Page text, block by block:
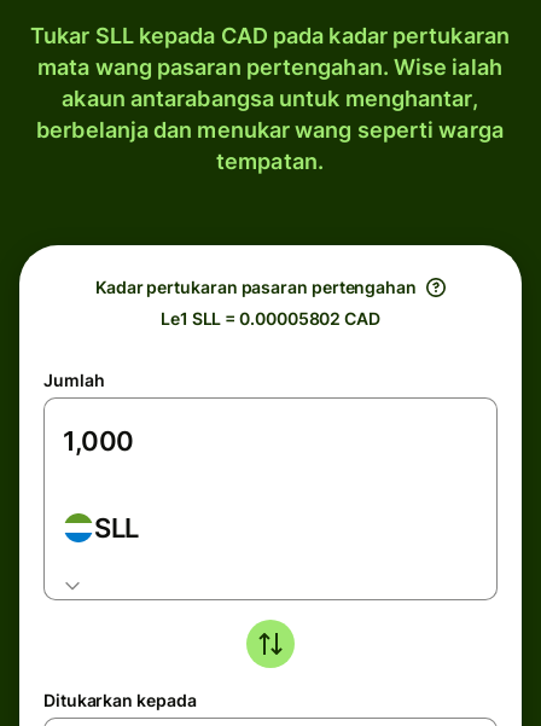
Tukar SLL kepada CAD pada kadar pertukaran
mata wang pasaran pertengahan. Wise ialah
akaun antarabangsa untuk menghantar,
berbelanja dan menukar wang seperti warga
tempatan.
Kadar pertukaran pasaran pertengahan
Le1 SLL = 0.00005802 CAD
Jumlah
SLL
Ditukarkan kepada